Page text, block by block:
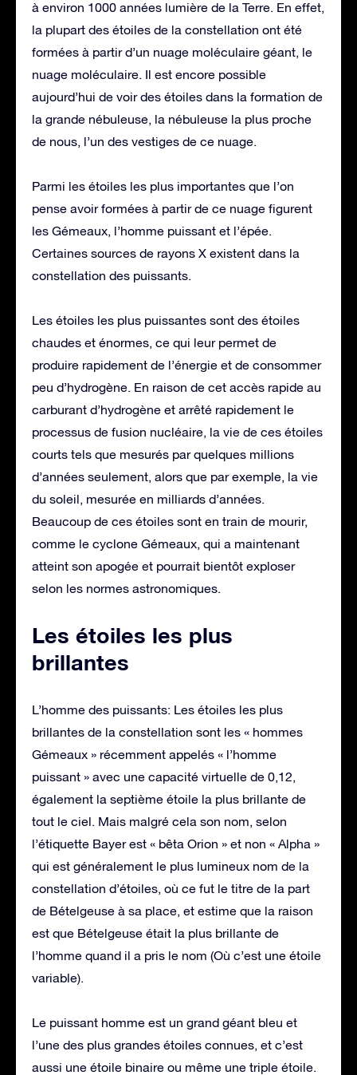
à environ 1000 années lumière de la Terre. En effet,
la plupart des étoiles de la constellation ont été
formées à partir d’un nuage moléculaire géant, le
nuage moléculaire. Il est encore possible
aujourd’hui de voir des étoiles dans la formation de
la grande nébuleuse, la nébuleuse la plus proche
de nous, l’un des vestiges de ce nuage.
Parmi les étoiles les plus importantes que l’on
pense avoir formées à partir de ce nuage figurent
les Gémeaux, l’homme puissant et l’épée.
Certaines sources de rayons X existent dans la
constellation des puissants.
Les étoiles les plus puissantes sont des étoiles
chaudes et énormes, ce qui leur permet de
produire rapidement de l’énergie et de consommer
peu d’hydrogène. En raison de cet accès rapide au
carburant d’hydrogène et arrêté rapidement le
processus de fusion nucléaire, la vie de ces étoiles
courts tels que mesurés par quelques millions
d’années seulement, alors que par exemple, la vie
du soleil, mesurée en milliards d’années.
Beaucoup de ces étoiles sont en train de mourir,
comme le cyclone Gémeaux, qui a maintenant
atteint son apogée et pourrait bientôt exploser
selon les normes astronomiques.
Les étoiles les plus
brillantes
L’homme des puissants: Les étoiles les plus
brillantes de la constellation sont les « hommes
Gémeaux » récemment appelés « l’homme
puissant » avec une capacité virtuelle de 0,12,
également la septième étoile la plus brillante de
tout le ciel. Mais malgré cela son nom, selon
l’étiquette Bayer est « bêta Orion » et non « Alpha »
qui est généralement le plus lumineux nom de la
constellation d’étoiles, où ce fut le titre de la part
de Bételgeuse à sa place, et estime que la raison
est que Bételgeuse était la plus brillante de
l’homme quand il a pris le nom (Où c’est une étoile
variable).
Le puissant homme est un grand géant bleu et
l’une des plus grandes étoiles connues, et c’est
aussi une étoile binaire ou même une triple étoile.